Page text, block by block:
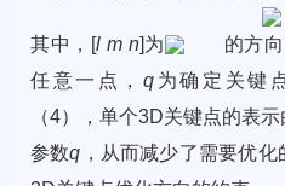
其中，[l m n]为 的方
任意一点，q 为确定关键
（4），单个3D关键点的表
参数q ，从而减少了需要优